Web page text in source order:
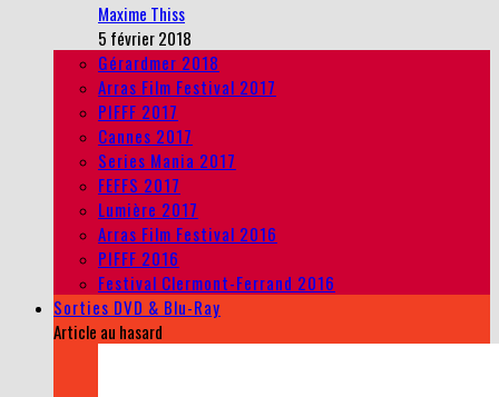
Maxime Thiss
5 février 2018
Gérardmer 2018
Arras Film Festival 2017
PIFFF 2017
Cannes 2017
Series Mania 2017
FEFFS 2017
Lumière 2017
Arras Film Festival 2016
PIFFF 2016
Festival Clermont-Ferrand 2016
Sorties DVD & Blu-Ray
Article au hasard